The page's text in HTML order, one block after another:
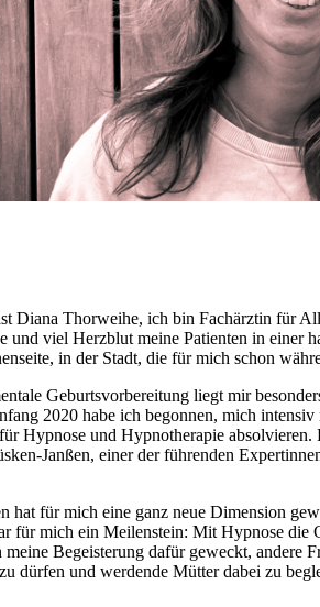
Diana Thorweihe, ich bin Fachärztin für
und viel Herzblut meine Patienten in einer
in der Stadt, die für mich schon
Geburtsvorbereitung liegt mir
2020 habe ich begonnen, mich
Hypnose und Hypnotherapie
Janßen, einer der führenden
hat für mich eine ganz neue Dimension
für mich ein Meilenstein: Mit Hypnose die
meine Begeisterung dafür geweckt, andere
dürfen und werdende Mütter dabei zu